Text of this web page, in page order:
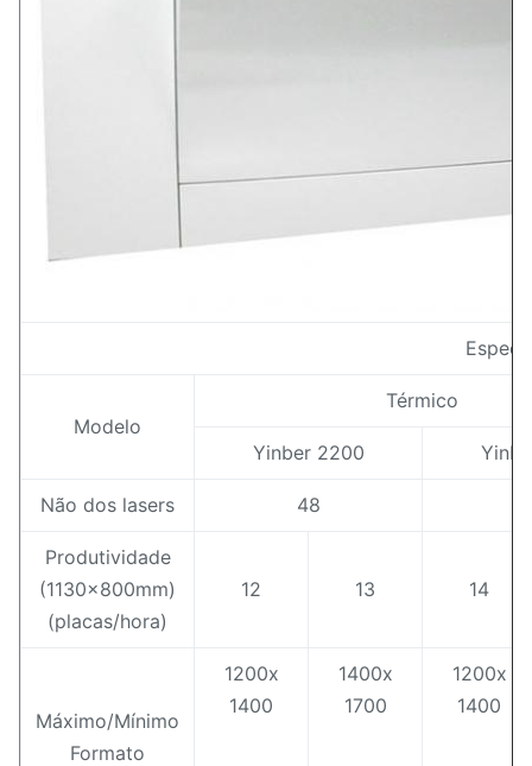
Modelo
Térmico
Yinber 2200
Não dos lasers 48
Produtividade
(1130x800mm)
(placas/hora)
12 13 14
Máximo/Mínimo
Formato
1200x
1400
1400x
1700
1200x
1400